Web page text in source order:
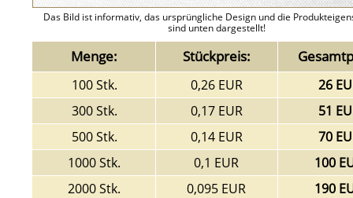
Das Bild ist informativ, das ursprüngliche Design und die
sind unten dargestellt!
Menge: Stückpreis:
100 Stk. 0,26 EUR
26
300 Stk.
0,17 EUR
51
500 Stk.
0,14 EUR
70
1000 Stk.
0,1 EUR
100
2000 Stk.
0,095 EUR
190